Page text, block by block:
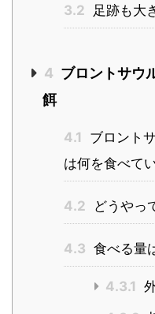
3.2 足跡も大
4 ブロントサウ
餌
4.1
ブロント
は何を食べて
4.2 どうやっ
4.3 食べる量
4.3.1